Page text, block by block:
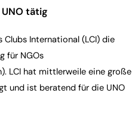
tätig
International (LCI) die
für NGOs
LCI hat mittlerweile eine große
und ist beratend für die UNO